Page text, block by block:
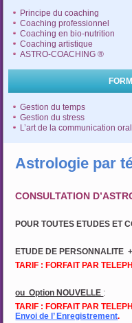
Principe du coaching
Coaching professionnel
Coaching en bio-nutrition
Coaching artistique
ASTRO-COACHING ®
Gestion du temps
Gestion du stress
L’art de la communication
Astrologie par
CONSULTATION
POUR TOUTES ETUDES ET
ETUDE DE PERSONNALITE
TARIF : FORFAIT PAR
ou Option NOUVELLE :
TARIF : FORFAIT PAR
Envoi de l’ Enregistrement.